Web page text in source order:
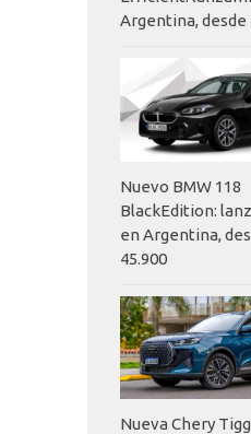
Argentina, desde
Nuevo BMW 118
BlackEdition:
en Argentina,
45.900
Nueva Chery